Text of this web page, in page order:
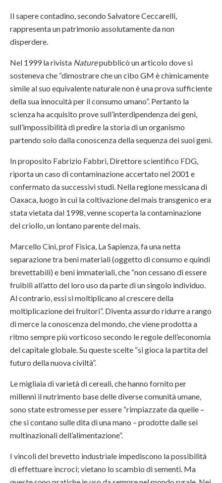
Il sapere contadino, secondo Salvatore Ceccarelli,
rappresenta un patrimonio assolutamente da non
disperdere.
Nel 1999 la rivista Naturepubblicò un articolo dove si
sosteneva che “dimostrare che un cibo GM è chimicamente
simile al suo equivalente naturale non è una prova sufficiente
della sua innocuità per il consumo umano”. Pertanto la
scienza ha acquisito prove sull’interdipendenza dei geni,
sull’impossibilità di predire la storia di un organismo
partendo solo dalla conoscenza della sequenza dei suoi geni.
In proposito Fabrizio Fabbri, Direttore scientifico FDG,
riporta un caso di contaminazione accertato nel 2001 e
confermato da successivi studi. Nella regione messicana di
Oaxaca, luogo in cui la coltivazione del mais transgenico era
stata vietata dal 1998, venne scoperta la contaminazione
del criollo, un lontano parente del mais.
Marcello Cini, prof Fisica, La Sapienza, fa una netta
separazione tra beni materiali (oggetto di consumo e quindi
brevettabili) e beni immateriali, che “non cessano di essere
fruibili all’atto del loro uso da parte di un singolo individuo.
Al contrario, essi si moltiplicano al crescere della
moltiplicazione dei fruitori”. Diventa assurdo ridurre a rango
di merce la conoscenza del mondo, che viene prodotta a
ritmo sempre più vorticoso secondo le regole dell’economia
del capitale globale. Su queste scelte “si gioca la partita del
futuro della nuova civiltà”.
Le migliaia di varietà di cereali, che hanno fornito per
millenni il nutrimento base delle diverse comunità umane,
sono state estromesse per essere “rimpiazzate da quelle –
che si contano sulle dita di una mano – prodotte dalle sei
multinazionali dell’alimentazione”.
I vincoli del brevetto industriale impediscono la possibilità
di effettuare incroci; vietano lo scambio di sementi. Ma